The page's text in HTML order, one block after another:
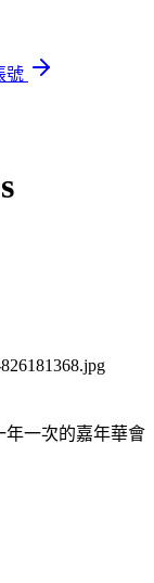
號
年一次的嘉年華會